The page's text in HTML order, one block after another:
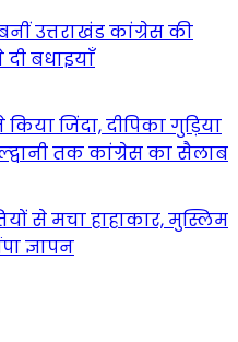
उत्तराखंड कांग्रेस की
बधाइयाँ
जिंदा, दीपिका गुड़िया
तक कांग्रेस का सैलाब
से मचा हाहाकार, मुस्लिम
ज्ञापन